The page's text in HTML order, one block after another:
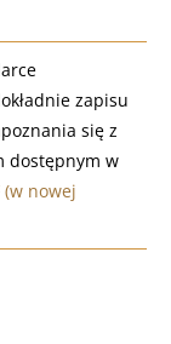
zapisu
się z
dostępnym w
nowej